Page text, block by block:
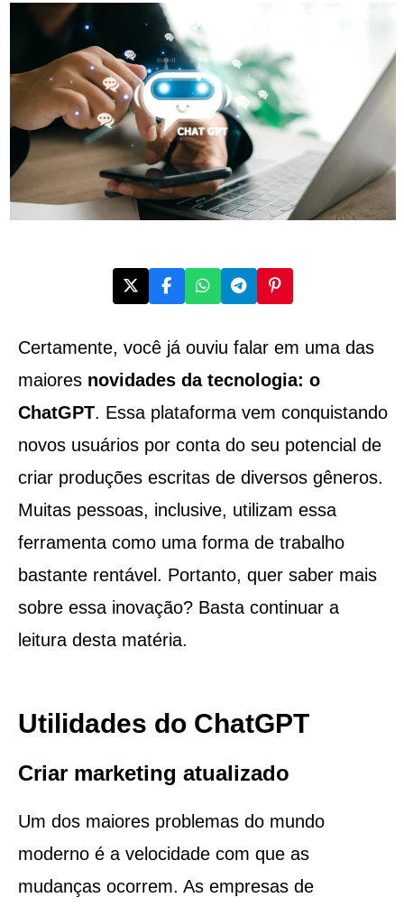
Certamente, você já ouviu falar em uma das
maiores novidades da tecnologia: o
ChatGPT. Essa plataforma vem conquistando
novos usuários por conta do seu potencial de
criar produções escritas de diversos gêneros.
Muitas pessoas, inclusive, utilizam essa
ferramenta como uma forma de trabalho
bastante rentável. Portanto, quer saber mais
sobre essa inovação? Basta continuar a
leitura desta matéria.
Utilidades do ChatGPT
Criar marketing atualizado
Um dos maiores problemas do mundo
moderno é a velocidade com que as
mudanças ocorrem. As empresas de